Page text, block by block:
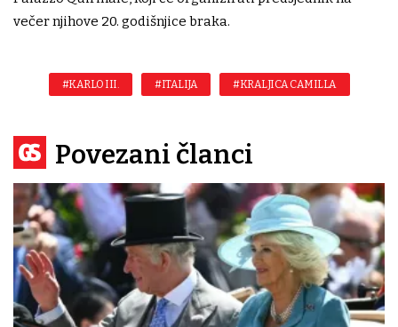
večer njihove 20. godišnjice braka.
#KARLO III. #ITALIJA #KRALJICA CAMILLA
Povezani članci